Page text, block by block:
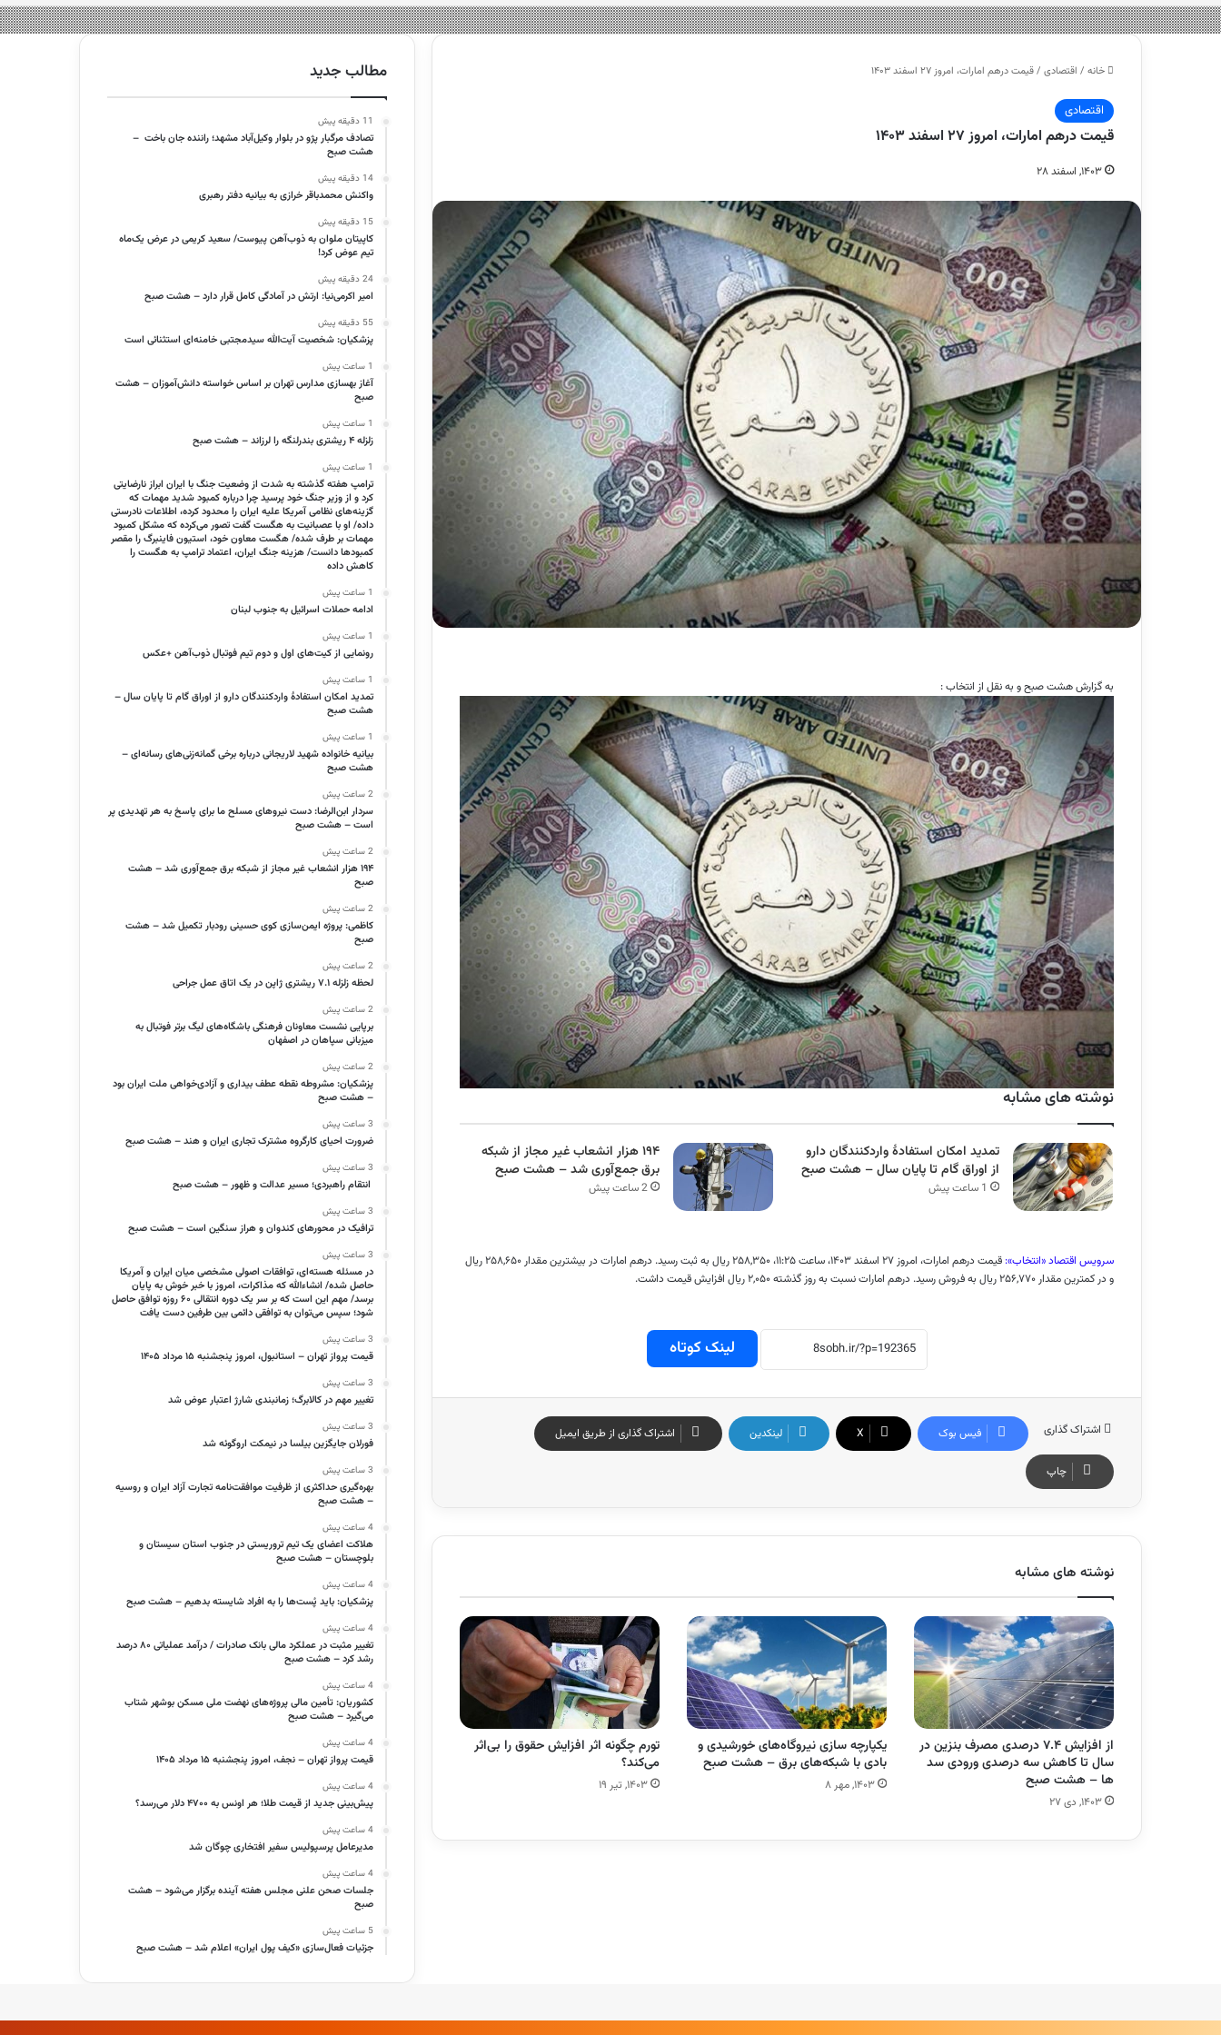
خانه / اقتصادی /قیمت درهم امارات، امروز ۲۷ اسفند ۱۴۰۳
اقتصادی
قیمت درهم امارات، امروز ۲۷ اسفند ۱۴۰۳
۱۴۰۳, اسفند ۲۸
به گزارش هشت صبح و به نقل از انتخاب :
نوشته های مشابه
تمدید امکان استفادۀ واردکنندگان دارو
از اوراق گام تا پایان سال – هشت صبح
1 ساعت پیش
۱۹۴ هزار انشعاب غیر مجاز از شبکه
برق جمع‌آوری شد – هشت صبح
2 ساعت پیش
سرویس اقتصاد «انتخاب»:
قیمت درهم امارات، امروز ۲۷ اسفند ۱۴۰۳، ساعت ۱۱:۲۵، ۲۵۸,۳۵۰ ریال به ثبت رسید. درهم امارات در بیشترین مقدار ۲۵۸,۶۵۰ ریال
و در کمترین مقدار ۲۵۶,۷۷۰ ریال به فروش رسید. درهم امارات نسبت به روز گذشته ۲,۰۵۰ ریال افزایش قیمت داشت.
لینک کوتاه
اشتراک گذاری فیس بوک X لینکدین اشتراک گذاری از طریق ایمیل
چاپ
نوشته های مشابه
از افزایش ۷.۴ درصدی مصرف بنزین در
سال تا کاهش سه درصدی ورودی سد
ها – هشت صبح
۱۴۰۳, دی ۲۷
یکپارچه سازی نیروگاه‌های خورشیدی و
بادی با شبکه‌های برق – هشت صبح
۱۴۰۳, مهر ۸
تورم چگونه اثر افزایش حقوق را بی‌اثر
می‌کند؟
۱۴۰۳, تیر ۱۹
مطالب جدید
11 دقیقه پیش
تصادف مرگبار پژو در بلوار وکیل‌آباد مشهد؛ راننده جان باخت –
هشت صبح
14 دقیقه پیش
واکنش محمدباقر خرازی به بیانیه دفتر رهبری
15 دقیقه پیش
کاپیتان ملوان به ذوب‌آهن پیوست/ سعید کریمی در عرض یک‌ماه
تیم عوض کرد!
24 دقیقه پیش
امیر اکرمی‌نیا: ارتش در آمادگی کامل قرار دارد – هشت صبح
55 دقیقه پیش
پزشکیان: شخصیت آیت‌الله سیدمجتبی خامنه‌ای استثنائی است
1 ساعت پیش
آغاز بهسازی مدارس تهران بر اساس خواسته دانش‌آموزان – هشت
صبح
1 ساعت پیش
زلزله ۴ ریشتری بندرلنگه را لرزاند – هشت صبح
1 ساعت پیش
ترامپ هفته گذشته به شدت از وضعیت جنگ با ایران ابراز نارضایتی
کرد و از وزیر جنگ خود پرسید چرا درباره کمبود شدید مهمات که
گزینه‌های نظامی آمریکا علیه ایران را محدود کرده، اطلاعات نادرستی
داده/ او با عصبانیت به هگست گفت تصور می‌کرده که مشکل کمبود
مهمات بر طرف شده/ هگست معاون خود، استیون فاینبرگ را مقصر
کمبود‌ها دانست/ هزینه جنگ ایران، اعتماد ترامپ به هگست را
کاهش داده
1 ساعت پیش
ادامه حملات اسرائیل به جنوب لبنان
1 ساعت پیش
رونمایی از کیت‌های اول و دوم تیم فوتبال ذوب‌آهن +عکس
1 ساعت پیش
تمدید امکان استفادۀ واردکنندگان دارو از اوراق گام تا پایان سال –
هشت صبح
1 ساعت پیش
بیانیه خانواده شهید لاریجانی درباره برخی گمانه‌زنی‌های رسانه‌ای –
هشت صبح
2 ساعت پیش
سردار ابن‌الرضا: دست نیروهای مسلح ما برای پاسخ به هر تهدیدی پر
است – هشت صبح
2 ساعت پیش
۱۹۴ هزار انشعاب غیر مجاز از شبکه برق جمع‌آوری شد – هشت
صبح
2 ساعت پیش
کاظمی: پروژه ایمن‌سازی کوی حسینی رودبار تکمیل شد – هشت
صبح
2 ساعت پیش
لحظه زلزله ۷.۱ ریشتری ژاپن در یک اتاق عمل جراحی
2 ساعت پیش
برپایی نشست معاونان فرهنگی باشگاه‌های لیگ برتر فوتبال به
میزبانی سپاهان در اصفهان
2 ساعت پیش
پزشکیان: مشروطه نقطه عطف بیداری و آزادی‌خواهی ملت ایران بود
– هشت صبح
3 ساعت پیش
ضرورت احیای کارگروه مشترک تجاری ایران و هند – هشت صبح
3 ساعت پیش
انتقام راهبردی؛ مسیر عدالت و ظهور – هشت صبح
3 ساعت پیش
ترافیک در محورهای کندوان و هراز سنگین است – هشت صبح
3 ساعت پیش
در مسئله هسته‌ای، توافقات اصولی مشخصی میان ایران و آمریکا
حاصل شده/ انشاءالله که مذاکرات، امروز با خبر خوش به پایان
برسد/ مهم این است که بر سر یک دوره انتقالی ۶۰ روزه توافق حاصل
شود؛ سپس می‌توان به توافقی دائمی بین طرفین دست یافت
3 ساعت پیش
قیمت پرواز تهران – استانبول، امروز پنجشنبه ۱۵ مرداد ۱۴۰۵
3 ساعت پیش
تغییر مهم در کالابرگ؛ زمانبندی‌ شارژ اعتبار عوض شد
3 ساعت پیش
فورلان جایگزین بیلسا در نیمکت اروگوئه شد
3 ساعت پیش
بهره‌گیری حداکثری از ظرفیت موافقت‌نامه تجارت آزاد ایران و روسیه
– هشت صبح
4 ساعت پیش
هلاکت اعضای یک تیم تروریستی در جنوب استان سیستان و
بلوچستان – هشت صبح
4 ساعت پیش
پزشکیان: باید پُست‌ها را به افراد شایسته بدهیم – هشت صبح
4 ساعت پیش
تغییر مثبت در عملکرد مالی بانک صادرات / درآمد عملیاتی ۸۰ درصد
رشد کرد – هشت صبح
4 ساعت پیش
کشوریان: تأمین مالی پروژه‌های نهضت ملی مسکن بوشهر شتاب
می‌گیرد – هشت صبح
4 ساعت پیش
قیمت پرواز تهران – نجف، امروز پنجشنبه ۱۵ مرداد ۱۴۰۵
4 ساعت پیش
پیش‌بینی جدید از قیمت طلا؛ هر اونس به ۴۷۰۰ دلار می‌رسد؟
4 ساعت پیش
مدیرعامل پرسپولیس سفیر افتخاری چوگان شد
4 ساعت پیش
جلسات صحن علنی مجلس هفته آینده برگزار می‌شود – هشت
صبح
5 ساعت پیش
جزئیات فعال‌سازی «کیف پول ایران» اعلام شد – هشت صبح